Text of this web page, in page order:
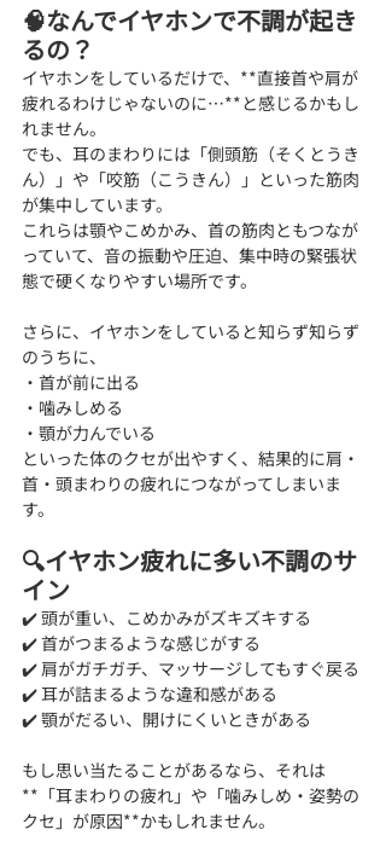
🧠なんでイヤホンで不調が起き
るの？
イヤホンをしているだけで、**直接首や肩が
疲れるわけじゃないのに…**と感じるかもし
れません。
でも、耳のまわりには「側頭筋（そくとうき
ん）」や「咬筋（こうきん）」といった筋肉
が集中しています。
これらは顎やこめかみ、首の筋肉ともつなが
っていて、音の振動や圧迫、集中時の緊張状
態で硬くなりやすい場所です。
さらに、イヤホンをしていると知らず知らず
のうちに、
・首が前に出る
・噛みしめる
・顎が力んでいる
といった体のクセが出やすく、結果的に肩・
首・頭まわりの疲れにつながってしまいま
す。
🔍イヤホン疲れに多い不調のサ
イン
✔️ 頭が重い、こめかみがズキズキする
✔️ 首がつまるような感じがする
✔️ 肩がガチガチ、マッサージしてもすぐ戻る
✔️ 耳が詰まるような違和感がある
✔️ 顎がだるい、開けにくいときがある
もし思い当たることがあるなら、それは
**「耳まわりの疲れ」や「噛みしめ・姿勢の
クセ」が原因**かもしれません。